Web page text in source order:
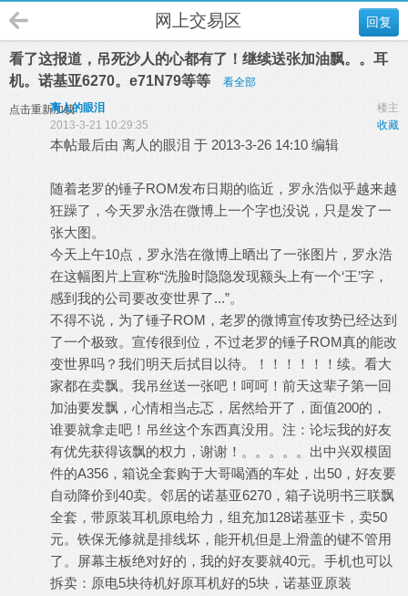
回复
网上交易区
看了这报道，吊死沙人的心都有了！继续送张加油飘。。耳
机。诺基亚6270。e71N79等等
看全部
点击重新加载 楼主
离人的眼泪
收藏
2013-3-21 10:29:35
本帖最后由 离人的眼泪 于 2013-3-26 14:10 编辑
随着老罗的锤子ROM发布日期的临近，罗永浩似乎越来越
狂躁了，今天罗永浩在微博上一个字也没说，只是发了一
张大图。
今天上午10点，罗永浩在微博上晒出了一张图片，罗永浩
在这幅图片上宣称“洗脸时隐隐发现额头上有一个‘王’字，
感到我的公司要改变世界了...”。
不得不说，为了锤子ROM，老罗的微博宣传攻势已经达到
了一个极致。宣传很到位，不过老罗的锤子ROM真的能改
变世界吗？我们明天后拭目以待。！！！！！！续。看大
家都在卖飘。我吊丝送一张吧！呵呵！前天这辈子第一回
加油要发飘，心情相当忐忑，居然给开了，面值200的，
谁要就拿走吧！吊丝这个东西真没用。注：论坛我的好友
有优先获得该飘的权力，谢谢！。。。。。出中兴双模固
件的A356，箱说全套购于大哥喝酒的车处，出50，好友要
自动降价到40卖。邻居的诺基亚6270，箱子说明书三联飘
全套，带原装耳机原电给力，组充加128诺基亚卡，卖50
元。铁保无修就是排线坏，能开机但是上滑盖的键不管用
了。屏幕主板绝对好的，我的好友要就40元。手机也可以
拆卖：原电5块待机好原耳机好的5块，诺基亚原装